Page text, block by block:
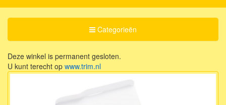
Toggle
Categorieën
Categorieën
Deze winkel is permanent gesloten.
U kunt terecht op www.trim.nl